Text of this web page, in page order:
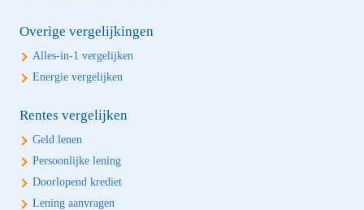
Overige vergelijkingen
Alles-in-1 vergelijken
Energie vergelijken
Rentes vergelijken
Geld lenen
Persoonlijke lening
Doorlopend krediet
Lening aanvragen